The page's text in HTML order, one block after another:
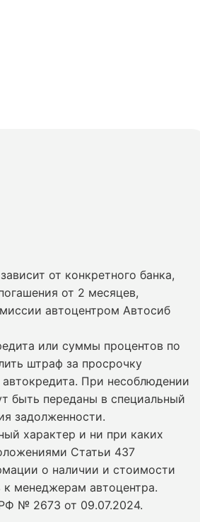
от конкретного банка,
от 2 месяцев,
автоцентром Автосиб
или суммы процентов по
штраф за просрочку
При несоблюдении
быть переданы в специальный
задолженности.
характер и ни при каких
Статьи 437
о наличии и стоимости
к менеджерам автоцентра.
№ 2673 от 09.07.2024.